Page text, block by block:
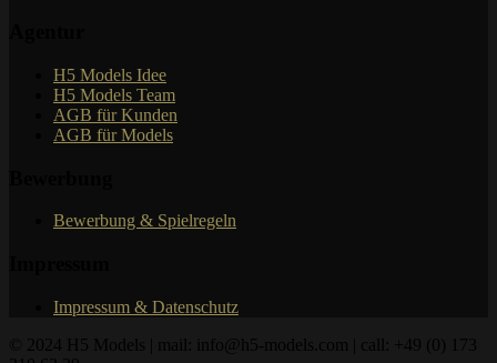
H5 Models Idee
H5 Models Team
AGB für Kunden
AGB für Models
Bewerbung & Spielregeln
Impressum & Datenschutz
© 2024 H5 Models | mail: info@h5-models.com | call: +49 (0) 173